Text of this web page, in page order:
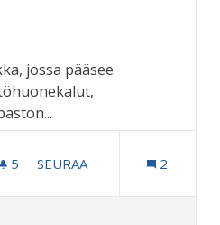
jossa pääsee
5 5 SEURAAJAA
SEURAA 2